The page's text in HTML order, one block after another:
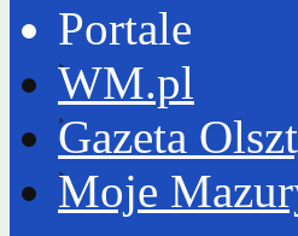
Portale
WM.pl
Gazeta
Moje